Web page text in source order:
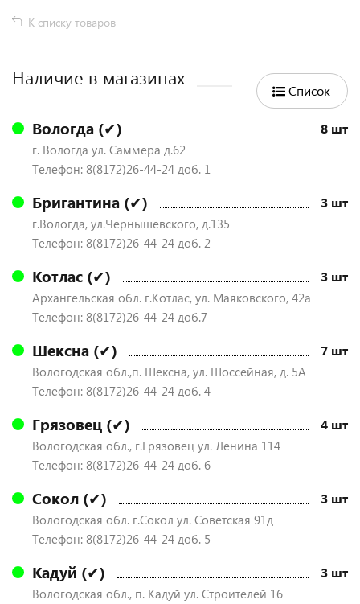
К списку товаров
Наличие в магазинах
Список
Вологда (✔) 8 шт
г. Вологда ул. Саммера д.62
Телефон: 8(8172)26-44-24 доб. 1
Бригантина (✔) 3 шт
г.Вологда, ул.Чернышевского, д.135
Телефон: 8(8172)26-44-24 доб. 2
Котлас (✔) 3 шт
Архангельская обл. г.Котлас, ул. Маяковского, 42а
Телефон: 8(8172)26-44-24 доб.7
Шексна (✔) 7 шт
Вологодская обл.,п. Шексна, ул. Шоссейная, д. 5А
Телефон: 8(8172)26-44-24 доб. 4
Грязовец (✔) 4 шт
Вологодская обл., г.Грязовец ул. Ленина 114
Телефон: 8(8172)26-44-24 доб. 6
Сокол (✔) 3 шт
Вологодская обл. г.Сокол ул. Советская 91д
Телефон: 8(8172)26-44-24 доб. 5
Кадуй (✔) 3 шт
Вологодская обл., п. Кадуй ул. Строителей 16